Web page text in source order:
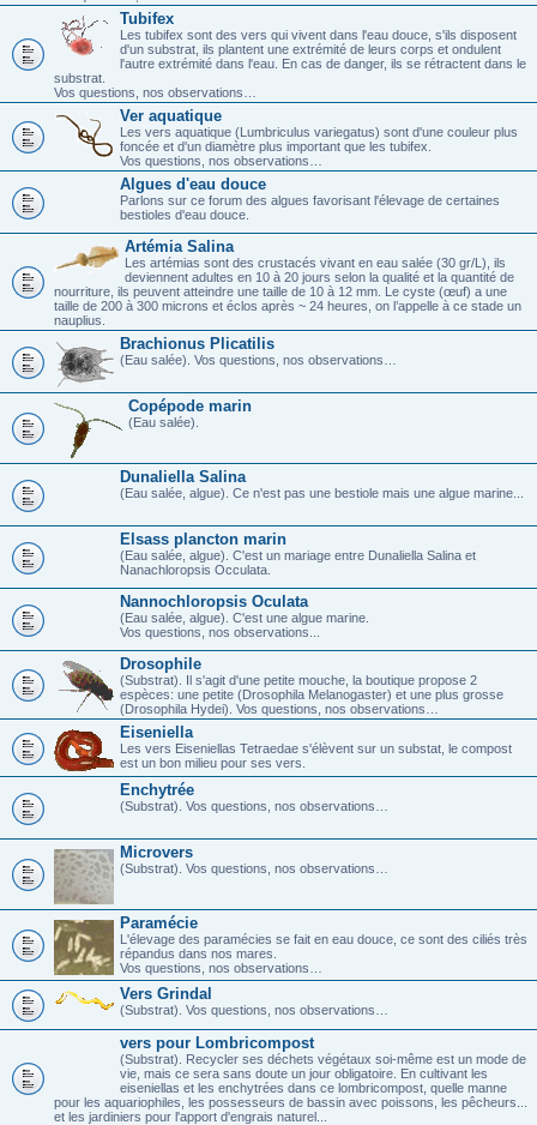
Tubifex
Les tubifex sont des vers qui vivent dans l'eau douce, s'ils disposent
d'un substrat, ils plantent une extrémité de leurs corps et ondulent
l'autre extrémité dans l'eau. En cas de danger, ils se rétractent dans le
substrat.
Vos questions, nos observations…
Ver aquatique
Les vers aquatique (Lumbriculus variegatus) sont d'une couleur plus
foncée et d'un diamètre plus important que les tubifex.
Vos questions, nos observations…
Algues d'eau douce
Parlons sur ce forum des algues favorisant l'élevage de certaines
bestioles d'eau douce.
Artémia Salina
Les artémias sont des crustacés vivant en eau salée (30 gr/L), ils
deviennent adultes en 10 à 20 jours selon la qualité et la quantité de
nourriture, ils peuvent atteindre une taille de 10 à 12 mm. Le cyste (œuf) a une
taille de 200 à 300 microns et éclos après ~ 24 heures, on l’appelle à ce stade un
nauplius.
Brachionus Plicatilis
(Eau salée). Vos questions, nos observations…
Copépode marin
(Eau salée).
Dunaliella Salina
(Eau salée, algue). Ce n'est pas une bestiole mais une algue marine...
Elsass plancton marin
(Eau salée, algue). C'est un mariage entre Dunaliella Salina et
Nanachloropsis Occulata.
Nannochloropsis Oculata
(Eau salée, algue). C'est une algue marine.
Vos questions, nos observations...
Drosophile
(Substrat). Il s'agit d'une petite mouche, la boutique propose 2
espèces: une petite (Drosophila Melanogaster) et une plus grosse
(Drosophila Hydei). Vos questions, nos observations…
Eiseniella
Les vers Eiseniellas Tetraedae s'élèvent sur un substat, le compost
est un bon milieu pour ses vers.
Enchytrée
(Substrat). Vos questions, nos observations…
Microvers
(Substrat). Vos questions, nos observations…
Paramécie
L'élevage des paramécies se fait en eau douce, ce sont des ciliés très
répandus dans nos mares.
Vos questions, nos observations…
Vers Grindal
(Substrat). Vos questions, nos observations…
vers pour Lombricompost
(Substrat). Recycler ses déchets végétaux soi-même est un mode de
vie, mais ce sera sans doute un jour obligatoire. En cultivant les
eiseniellas et les enchytrées dans ce lombricompost, quelle manne
pour les aquariophiles, les possesseurs de bassin avec poissons, les pêcheurs...
et les jardiniers pour l'apport d'engrais naturel...